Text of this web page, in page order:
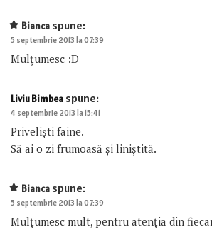
Bianca spune:
5 septembrie 2013 la 07:39
Mulțumesc :D
Liviu Bimbea spune:
4 septembrie 2013 la 15:41
Priveliști faine.
Să ai o zi frumoasă și liniștită.
Bianca spune:
5 septembrie 2013 la 07:39
Mulțumesc mult, pentru atenția din